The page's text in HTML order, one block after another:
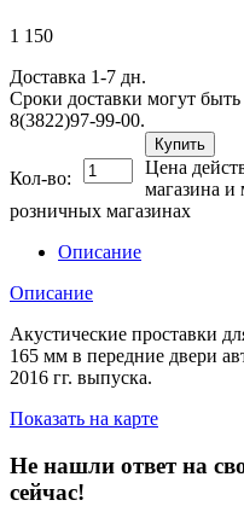
1 150
Доставка 1-7 дн.
Сроки доставки могут
8(3822)97-99-00.
Кол-во:
Купить
Цена
магазина и
розничных магазинах
Описание
Описание
Акустические проставки
165 мм в передние двери
2016 гг. выпуска.
Показать на карте
Не нашли ответ на
сейчас!